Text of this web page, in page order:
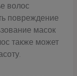
волос
повреждение
масок
также может